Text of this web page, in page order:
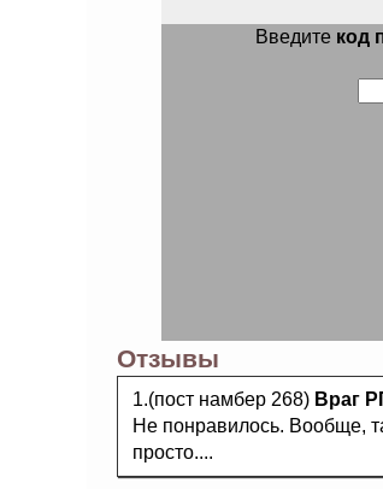
Введите код
Отзывы
1.(пост намбер 268) Враг
Не понравилось. Вообще,
просто....